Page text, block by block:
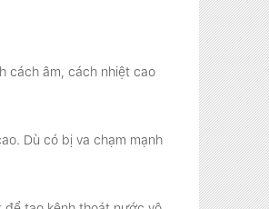
cách âm, cách nhiệt cao
Dù có bị va chạm mạnh